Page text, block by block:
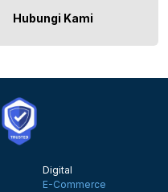
Hubungi Kami
Digital
E-Commerce